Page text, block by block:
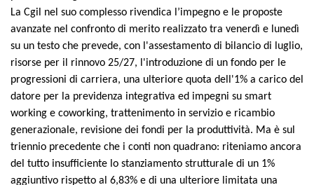
La Cgil nel suo complesso rivendica l’impegno e le proposte
avanzate nel confronto di merito realizzato tra venerdì e lunedì
su un testo che prevede, con l'assestamento di bilancio di luglio,
risorse per il rinnovo 25/27, l'introduzione di un fondo per le
progressioni di carriera, una ulteriore quota dell'1% a carico del
datore per la previdenza integrativa ed impegni su smart
working e coworking, trattenimento in servizio e ricambio
generazionale, revisione dei fondi per la produttività. Ma è sul
triennio precedente che i conti non quadrano: riteniamo ancora
del tutto insufficiente lo stanziamento strutturale di un 1%
aggiuntivo rispetto al 6,83% e di una ulteriore limitata una